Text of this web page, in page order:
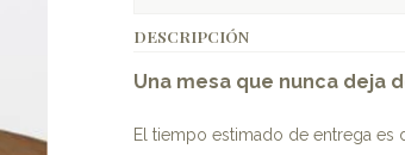
DESCRIPCIÓN
Una mesa que nunca deja
El tiempo estimado de entrega es